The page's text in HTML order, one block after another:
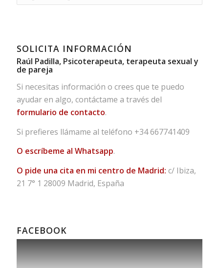
SOLICITA INFORMACIÓN
Raúl Padilla, Psicoterapeuta, terapeuta sexual y
de pareja
Si necesitas información o crees que te puedo
ayudar en algo, contáctame a través del
formulario de contacto.
Si prefieres llámame al teléfono +34 667741409
O escríbeme al Whatsapp.
O pide una cita en mi centro de Madrid: c/ Ibiza,
21 7° 1 28009 Madrid, España
FACEBOOK